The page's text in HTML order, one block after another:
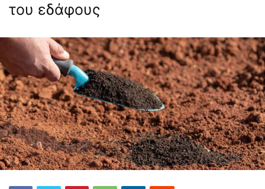
του εδάφους